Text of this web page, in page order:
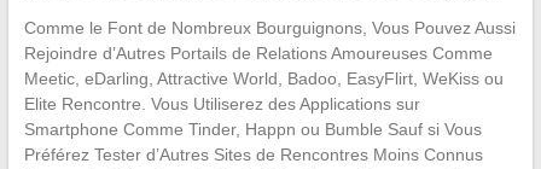
Comme le Font de Nombreux Bourguignons, Vous Pouvez Aussi
Rejoindre d’Autres Portails de Relations Amoureuses Comme
Meetic, eDarling, Attractive World, Badoo, EasyFlirt, WeKiss ou
Elite Rencontre. Vous Utiliserez des Applications sur
Smartphone Comme Tinder, Happn ou Bumble Sauf si Vous
Préférez Tester d’Autres Sites de Rencontres Moins Connus